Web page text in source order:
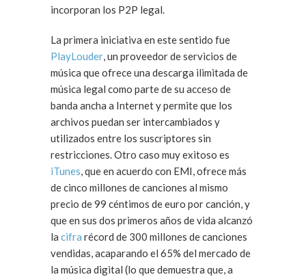
incorporan los P2P legal.
La primera iniciativa en este sentido fue
PlayLouder, un proveedor de servicios de
música que ofrece una descarga ilimitada de
música legal como parte de su acceso de
banda ancha a Internet y permite que los
archivos puedan ser intercambiados y
utilizados entre los suscriptores sin
restricciones. Otro caso muy exitoso es
iTunes, que en acuerdo con EMI, ofrece más
de cinco millones de canciones al mismo
precio de 99 céntimos de euro por canción, y
que en sus dos primeros años de vida alcanzó
la cifra récord de 300 millones de canciones
vendidas, acaparando el 65% del mercado de
la música digital (lo que demuestra que, a